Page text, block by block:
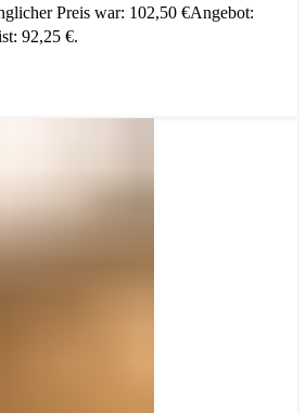
Preis war: 102,50 €Angebot:
92,25 €.